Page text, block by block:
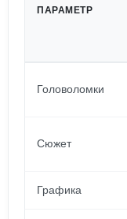
ПАРАМЕТР
Головоломки
Сюжет
Графика